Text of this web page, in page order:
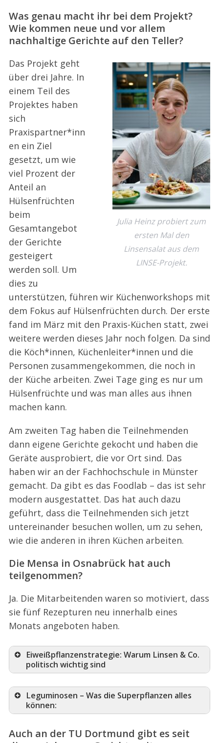
Was genau macht ihr bei dem Projekt?
Wie kommen neue und vor allem
nachhaltige Gerichte auf den Teller?
Julia Heinz probiert zum
ersten Mal den
Linsensalat aus dem
LINSE-Projekt.
Das Projekt geht
über drei Jahre. In
einem Teil des
Projektes haben
sich
Praxispartner*inn
en ein Ziel
gesetzt, um wie
viel Prozent der
Anteil an
Hülsenfrüchten
beim
Gesamtangebot
der Gerichte
gesteigert
werden soll. Um
dies zu
unterstützen, führen wir Küchenworkshops mit
dem Fokus auf Hülsenfrüchten durch. Der erste
fand im März mit den Praxis-Küchen statt, zwei
weitere werden dieses Jahr noch folgen. Da sind
die Köch*innen, Küchenleiter*innen und die
Personen zusammengekommen, die noch in
der Küche arbeiten. Zwei Tage ging es nur um
Hülsenfrüchte und was man alles aus ihnen
machen kann.
Am zweiten Tag haben die Teilnehmenden
dann eigene Gerichte gekocht und haben die
Geräte ausprobiert, die vor Ort sind. Das
haben wir an der Fachhochschule in Münster
gemacht. Da gibt es das Foodlab – das ist sehr
modern ausgestattet. Das hat auch dazu
geführt, dass die Teilnehmenden sich jetzt
untereinander besuchen wollen, um zu sehen,
wie die anderen in ihren Küchen arbeiten.
Die Mensa in Osnabrück hat auch
teilgenommen?
Ja. Die Mitarbeitenden waren so motiviert, dass
sie fünf Rezepturen neu innerhalb eines
Monats angeboten haben.
Eiweißpflanzenstrategie: Warum Linsen & Co.
politisch wichtig sind
Leguminosen – Was die Superpflanzen alles
können:
Auch an der TU Dortmund gibt es seit